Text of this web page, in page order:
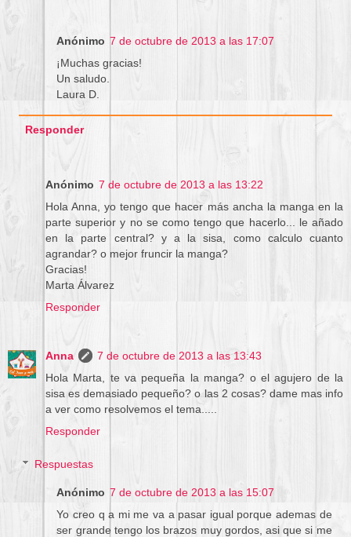
Anónimo 7 de octubre de 2013 a las 17:07
¡Muchas gracias!
Un saludo.
Laura D.
Responder
Anónimo 7 de octubre de 2013 a las 13:22
Hola Anna, yo tengo que hacer más ancha la manga en la
parte superior y no se como tengo que hacerlo... le añado
en la parte central? y a la sisa, como calculo cuanto
agrandar? o mejor fruncir la manga?
Gracias!
Marta Álvarez
Responder
Anna
7 de octubre de 2013 a las 13:43
Hola Marta, te va pequeña la manga? o el agujero de la
sisa es demasiado pequeño? o las 2 cosas? dame mas info
a ver como resolvemos el tema.....
Responder
Respuestas
Anónimo 7 de octubre de 2013 a las 15:07
Yo creo q a mi me va a pasar igual porque ademas de
ser grande tengo los brazos muy gordos, asi que si me